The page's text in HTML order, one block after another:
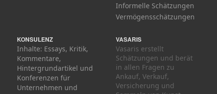
Informelle Schätzungen
Vermögensschätzungen
KONSULENZ
Inhalte: Essays, Kritik,
Kommentare,
Hintergrundartikel und
Konferenzen für
Unternehmen und
VASARIS
Vasaris erstellt
Schätzungen und berät
in allen Fragen zu
Ankauf, Verkauf,
Versicherung und